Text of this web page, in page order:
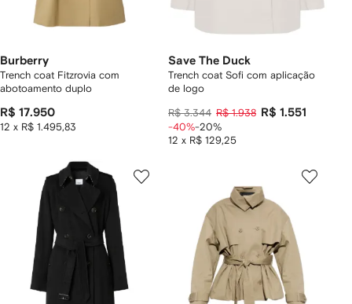
Burberry
Trench coat Fitzrovia com
abotoamento duplo
R$ 17.950
12 x R$ 1.495,83
Save The Duck
Trench coat Sofi com aplicação
de logo
R$ 3.344 R$ 1.938 R$ 1.551
12 x R$ 129,25
-40%-20%